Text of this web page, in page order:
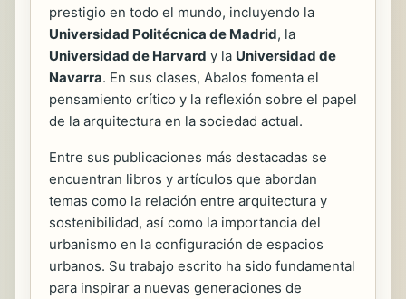
prestigio en todo el mundo, incluyendo la
Universidad Politécnica de Madrid, la
Universidad de Harvard y la Universidad de
Navarra. En sus clases, Abalos fomenta el
pensamiento crítico y la reflexión sobre el papel
de la arquitectura en la sociedad actual.
Entre sus publicaciones más destacadas se
encuentran libros y artículos que abordan
temas como la relación entre arquitectura y
sostenibilidad, así como la importancia del
urbanismo en la configuración de espacios
urbanos. Su trabajo escrito ha sido fundamental
para inspirar a nuevas generaciones de